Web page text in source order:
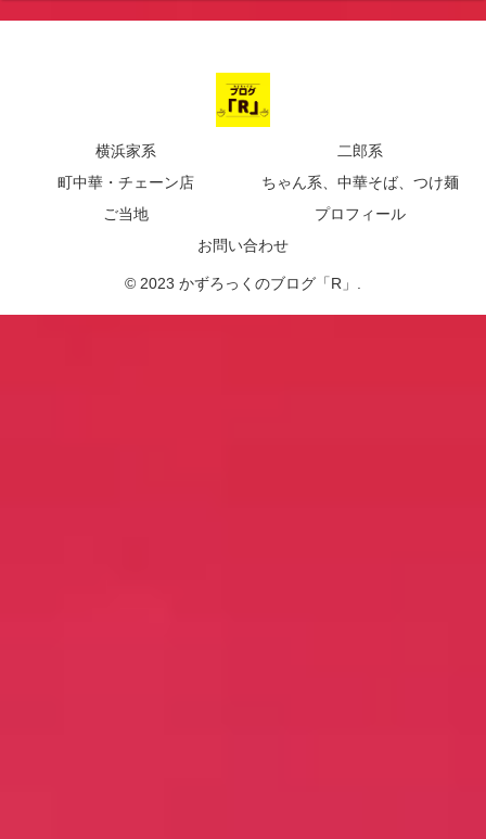
横浜家系
二郎系
町中華・チェーン店
ちゃん系、中華そば、つけ麺
ご当地
プロフィール
お問い合わせ
© 2023 かずろっくのブログ「R」.